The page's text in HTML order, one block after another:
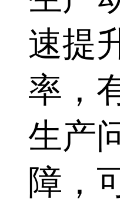
速提
率，
生产
障，